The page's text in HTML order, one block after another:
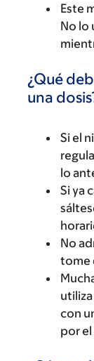
Este
No lo
¿Qué
una
Si el
lo
Si ya
No
tome
con
por